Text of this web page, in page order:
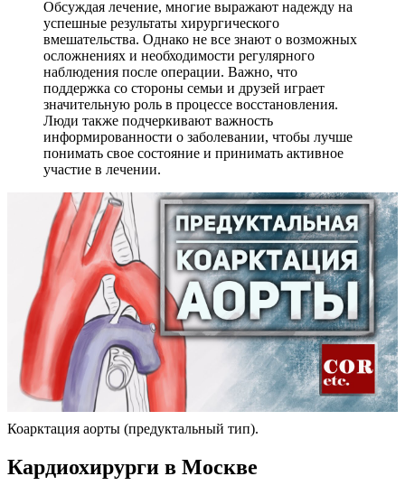
Обсуждая лечение, многие выражают надежду на
успешные результаты хирургического
вмешательства. Однако не все знают о возможных
осложнениях и необходимости регулярного
наблюдения после операции. Важно, что
поддержка со стороны семьи и друзей играет
значительную роль в процессе восстановления.
Люди также подчеркивают важность
информированности о заболевании, чтобы лучше
понимать свое состояние и принимать активное
участие в лечении.
Коарктация аорты (предуктальный тип).
Кардиохирурги в Москве